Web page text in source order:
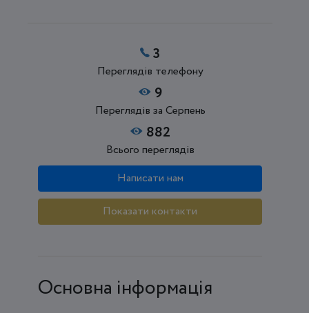
3
Переглядів телефону
9
Переглядів за Серпень
882
Всього переглядів
Написати нам
Показати контакти
Основна інформація